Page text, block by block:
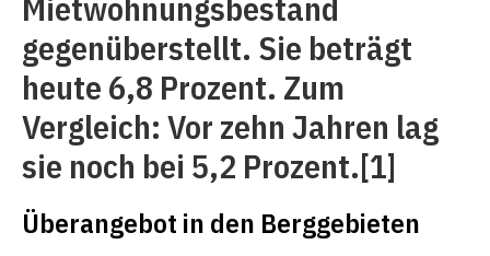
Mietwohnungsbestand
gegenüberstellt. Sie beträgt
heute 6,8 Prozent. Zum
Vergleich: Vor zehn Jahren lag
sie noch bei 5,2 Prozent.[1]
Überangebot in den Berggebieten